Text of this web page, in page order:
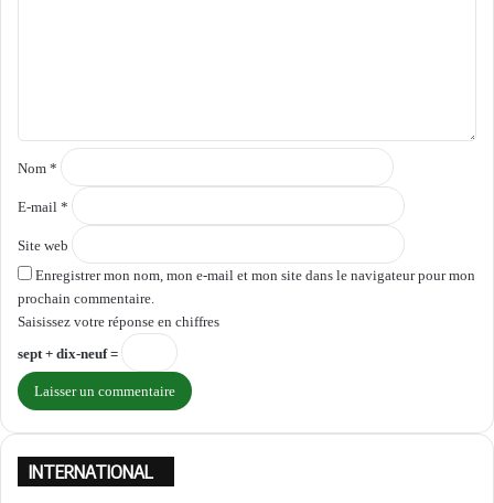
r
e
Nom *
E-mail *
Site web
Enregistrer mon nom, mon e-mail et mon site dans le navigateur pour mon
prochain commentaire.
Saisissez votre réponse en chiffres
sept + dix-neuf =
INTERNATIONAL